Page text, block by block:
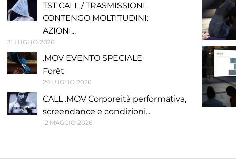
TST CALL / TRASMISSIONI
CONTENGO MOLTITUDINI:
AZIONI...
31 LUGLIO 2026
.MOV EVENTO SPECIALE
Forêt
29 LUGLIO 2026
CALL .MOV Corporeità performativa,
screendance e condizioni...
12 MAGGIO 2026